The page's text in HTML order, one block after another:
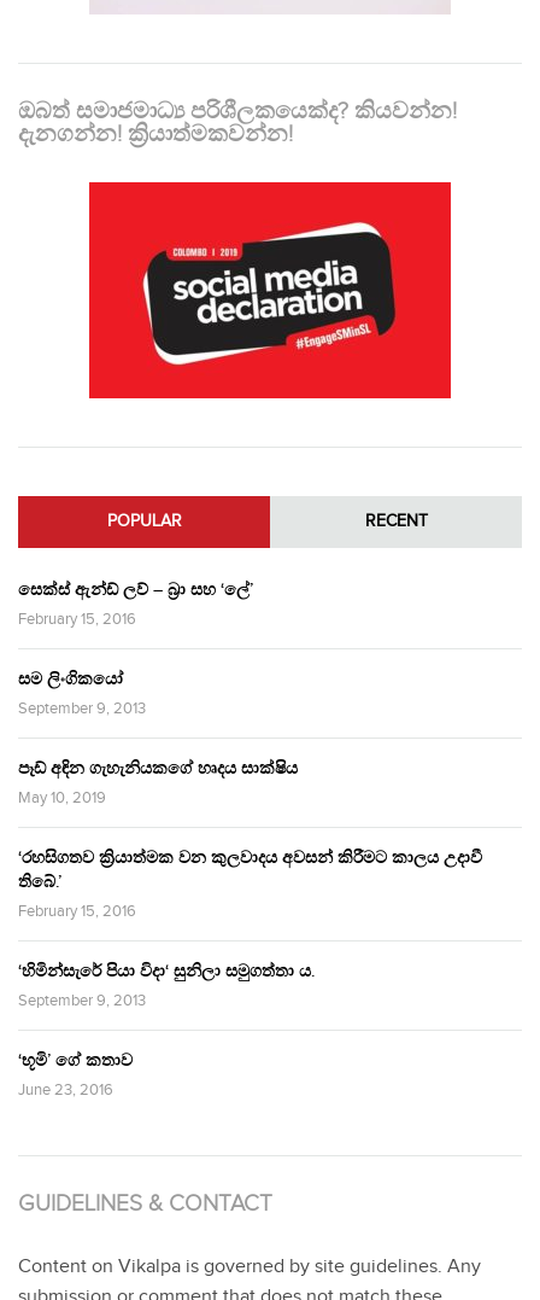
ඔබත් සමාජමාධ්‍ය පරිශීලකයෙක්ද? කියවන්න!
දැනගන්න! ක්‍රියාත්මකවන්න!
POPULAR RECENT
සෙක්ස් ඇන්ඩ් ලව් – බ්‍රා සහ ‘ලේ’
February 15, 2016
සම ලිංගිකයෝ
September 9, 2013
පෑඩ් අඳින ගැහැනියකගේ හෘදය සාක්ෂිය
May 10, 2019
‘රහසිගතව ක්‍රියාත්මක වන කුලවාදය අවසන් කිරීමට කාලය උදාවී
තිබේ.’
February 15, 2016
‘හිමින්සැරේ පියා විදා‘ සුනිලා සමුගත්තා ය.
September 9, 2013
‘භූමි’ ගේ කතාව
June 23, 2016
GUIDELINES & CONTACT
Content on Vikalpa is governed by site guidelines. Any